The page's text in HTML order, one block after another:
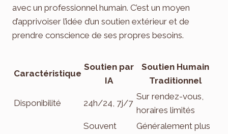
avec un professionnel humain. C’est un moyen
d’apprivoiser l’idée d’un soutien extérieur et de
prendre conscience de ses propres besoins.
Caractéristique
Soutien par
IA
Soutien Humain
Traditionnel
Disponibilité 24h/24, 7j/7
Sur rendez-vous,
horaires limités
Souvent
Généralement plus